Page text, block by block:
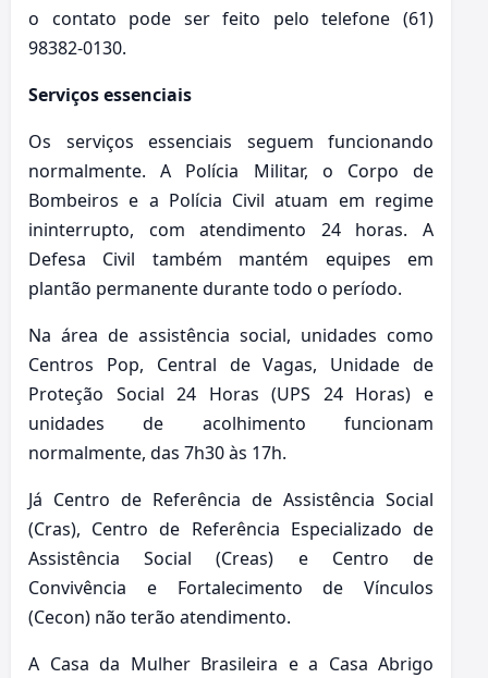
o contato pode ser feito pelo telefone (61)
98382-0130.
Serviços essenciais
Os serviços essenciais seguem funcionando
normalmente. A Polícia Militar, o Corpo de
Bombeiros e a Polícia Civil atuam em regime
ininterrupto, com atendimento 24 horas. A
Defesa Civil também mantém equipes em
plantão permanente durante todo o período.
Na área de assistência social, unidades como
Centros Pop, Central de Vagas, Unidade de
Proteção Social 24 Horas (UPS 24 Horas) e
unidades de acolhimento funcionam
normalmente, das 7h30 às 17h.
Já Centro de Referência de Assistência Social
(Cras), Centro de Referência Especializado de
Assistência Social (Creas) e Centro de
Convivência e Fortalecimento de Vínculos
(Cecon) não terão atendimento.
A Casa da Mulher Brasileira e a Casa Abrigo